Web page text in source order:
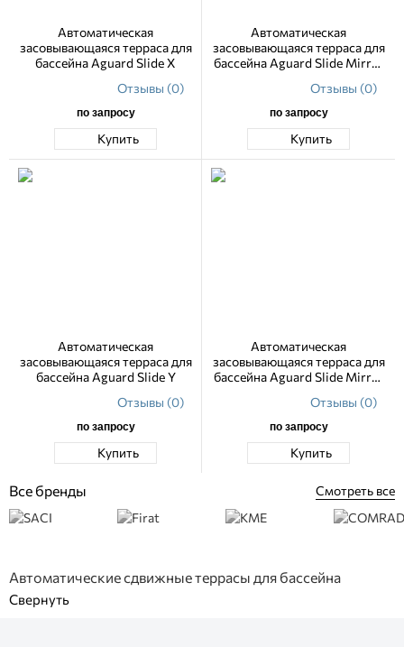
Автоматическая
засовывающаяся терраса для
бассейна Aguard Slide X
Отзывы (0)
по запросу
Купить
Автоматическая
засовывающаяся терраса для
бассейна Aguard Slide Mirror
Отзывы (0)
по запросу
Купить
Автоматическая
засовывающаяся терраса для
бассейна Aguard Slide Y
Отзывы (0)
по запросу
Купить
Автоматическая
засовывающаяся терраса для
бассейна Aguard Slide Mirror
Отзывы (0)
по запросу
Купить
Все бренды Смотреть все
Автоматические сдвижные террасы для бассейна